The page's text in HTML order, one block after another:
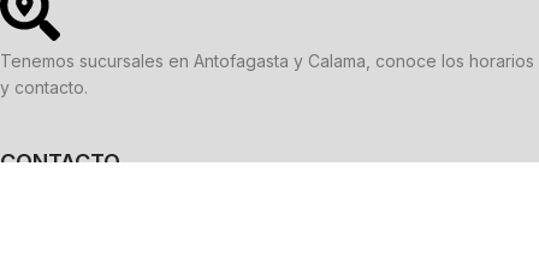
Tenemos sucursales en Antofagasta y Calama, conoce los horarios
y contacto.
CONTACTO